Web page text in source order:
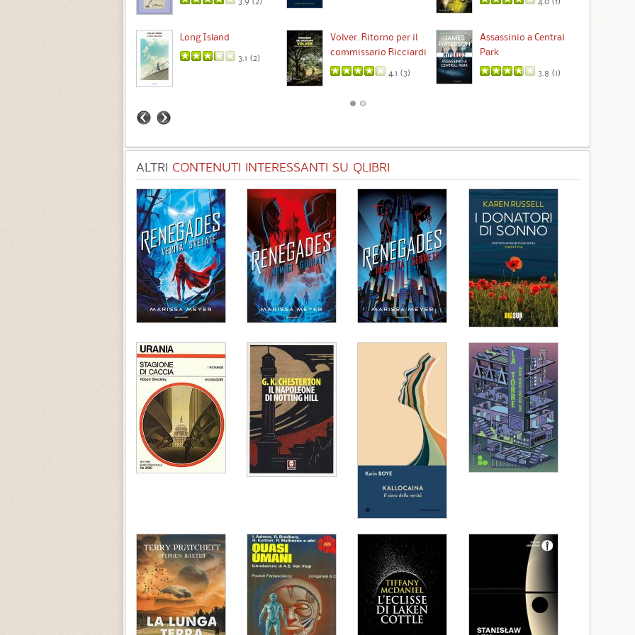
Long Island
3.1 (2)
Volver. Ritorno per il
commissario Ricciardi
4.1 (3)
Assassinio a Central
Park
3.8 (1)
ALTRI CONTENUTI INTERESSANTI SU QLIBRI